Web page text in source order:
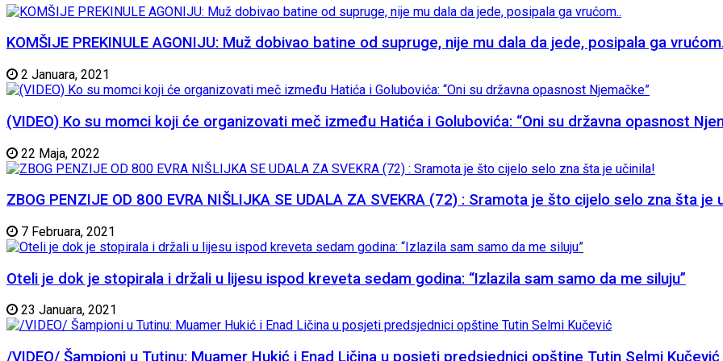
KOMŠIJE PREKINULE AGONIJU: Muž dobivao batine od supruge, nije mu dala da jede, posipala ga
2 Januara, 2021
(VIDEO) Ko su momci koji će organizovati meč između Hatića i Golubovića: “Oni su državna opasnost
22 Maja, 2022
ZBOG PENZIJE OD 800 EVRA NIŠLIJKA SE UDALA ZA SVEKRA (72) : Sramota je što cijelo selo zna šta je
7 Februara, 2021
Oteli je dok je stopirala i držali u lijesu ispod kreveta sedam godina: “Izlazila sam samo da me siluju”
23 Januara, 2021
/VIDEO/ Šampioni u Tutinu: Muamer Hukić i Enad Ličina u posjeti predsjednici opštine Tutin Selmi Kučević